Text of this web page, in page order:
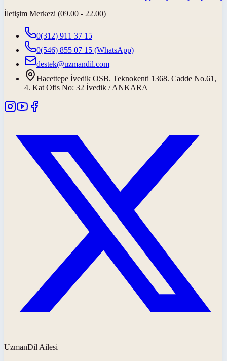
İletişim Merkezi (09.00 - 22.00)
0(312) 911 37 15
0(546) 855 07 15 (WhatsApp)
destek@uzmandil.com
Hacettepe İvedik OSB. Teknokenti 1368. Cadde No.61,
4. Kat Ofis No: 32 İvedik / ANKARA
UzmanDil Ailesi